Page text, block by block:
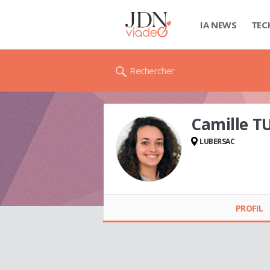
IA NEWS
Rechercher
Camille
LUBERSAC
PROFIL